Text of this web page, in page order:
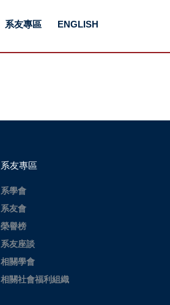
系友專區 ENGLISH
系友專區
系學會
系友會
榮譽榜
系友座談
相關學會
相關社會福利組織